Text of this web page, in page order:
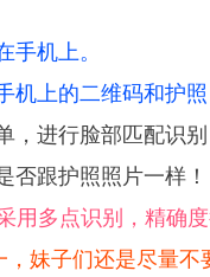
手机上。
机上的二维码和护照
，进行脸部匹配识别
否跟护照照片一样！
用多点识别，精确
，妹子们还是尽量不